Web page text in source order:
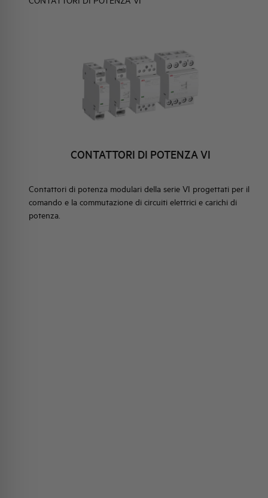
CONTATTORI DI POTENZA VI
Contattori di potenza modulari della serie VI progettati per il
comando e la commutazione di circuiti elettrici e carichi di
potenza.
ELEMENTO
IDENTITÀ AZIENDALE
ATTIVITÀ E MERCATI
IMPEGNO SOCIALE
EVENTI